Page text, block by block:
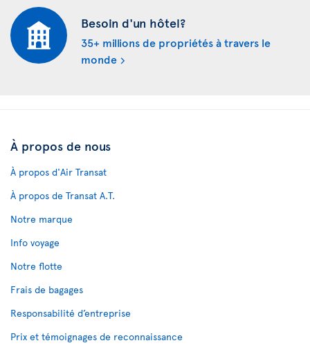
Besoin d'un hôtel?
35+ millions de propriétés à travers le
monde
À propos de nous
À propos d'Air Transat
À propos de Transat A.T.
Notre marque
Info voyage
Notre flotte
Frais de bagages
Responsabilité d’entreprise
Prix et témoignages de reconnaissance